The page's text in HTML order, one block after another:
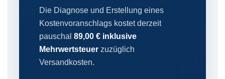
Die Diagnose und Erstellung eines
Kostenvoranschlags kostet derzeit
pauschal 89,00 € inklusive
Mehrwertsteuer zuzüglich
Versandkosten.